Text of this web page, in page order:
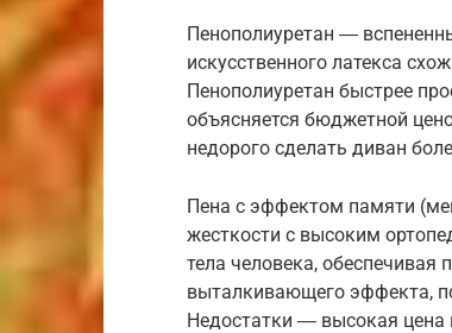
Пенополиуретан ―
искусственного латекса
Пенополиуретан быстрее
объясняется бюджетной
недорого сделать диван
Пена с эффектом памяти
жесткости с высоким
тела человека,
выталкивающего эффекта,
Недостатки ― высокая цена